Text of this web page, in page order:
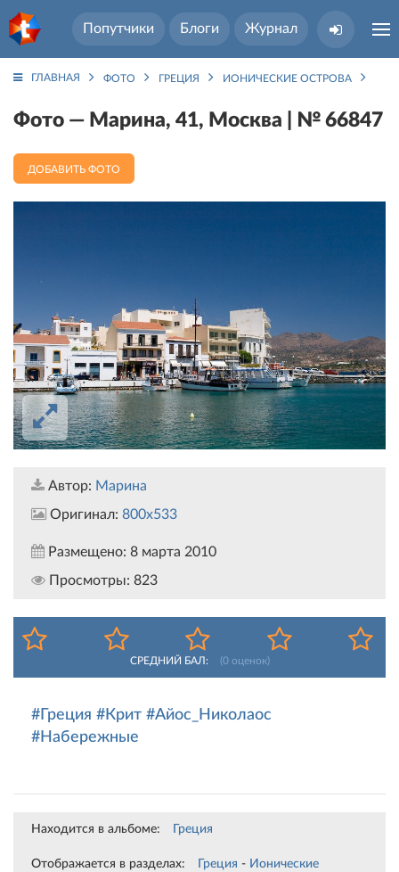
Попутчики Блоги Журнал
ГЛАВНАЯ ФОТО ГРЕЦИЯ ИОНИЧЕСКИЕ ОСТРОВА
Фото — Марина, 41, Москва | № 66847
ДОБАВИТЬ ФОТО
Автор: Марина
Оригинал: 800x533
Размещено: 8 марта 2010
Просмотры: 823
СРЕДНИЙ БАЛ: (0оценок)
#Греция #Крит #Айос_Николаос
#Набережные
Находится в альбоме: Греция
Отображается в разделах: Греция - Ионические